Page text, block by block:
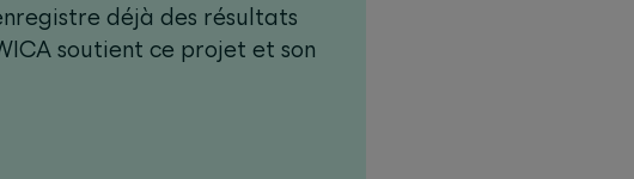
déjà des résultats
soutient ce projet et son